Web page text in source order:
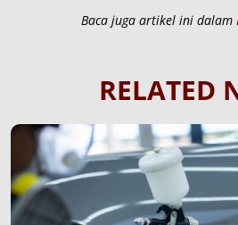
Baca juga artikel ini dalam
RELATED